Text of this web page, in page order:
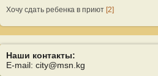
Хочу сдать ребенка в приют [2]
Наши контакты:
E-mail: city@msn.kg